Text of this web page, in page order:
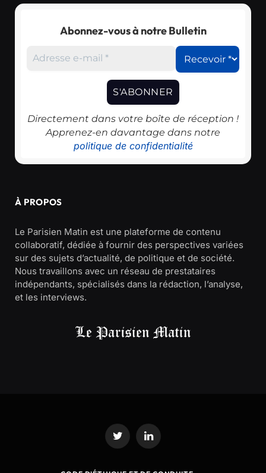
Abonnez-vous à notre Bulletin
Directement dans votre boîte de réception !
Apprenez-en davantage dans notre
politique de confidentialité
À PROPOS
Le Parisien Matin est une plateforme de contenu
collaboratif, dédiée à fournir des perspectives variées
sur des sujets d’actualité, de politique et de société.
Nous travaillons avec un réseau de prestataires
indépendants, spécialisés dans la rédaction, l’analyse,
et les interviews.
Twitter LinkedIn